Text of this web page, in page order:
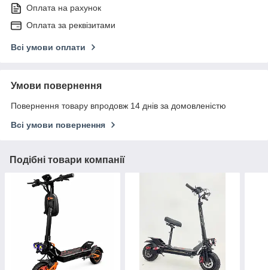
Оплата на рахунок
Оплата за реквізитами
Всі умови оплати
Умови повернення
Повернення товару впродовж 14 днів за домовленістю
Всі умови повернення
Подібні товари компанії